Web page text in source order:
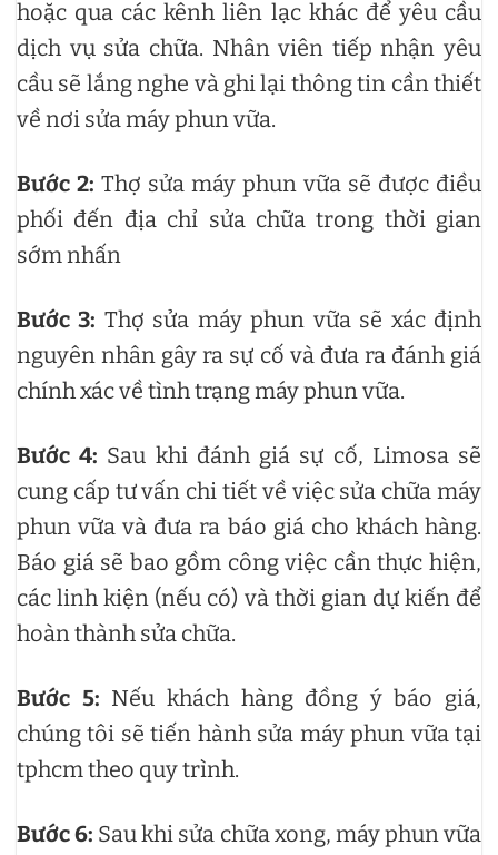
hoặc qua các kênh liên lạc khác để yêu cầu
dịch vụ sửa chữa. Nhân viên tiếp nhận yêu
cầu sẽ lắng nghe và ghi lại thông tin cần thiết
về nơi sửa máy phun vữa.
Bước 2: Thợ sửa máy phun vữa sẽ được điều
phối đến địa chỉ sửa chữa trong thời gian
sớm nhấn
Bước 3: Thợ sửa máy phun vữa sẽ xác định
nguyên nhân gây ra sự cố và đưa ra đánh giá
chính xác về tình trạng máy phun vữa.
Bước 4: Sau khi đánh giá sự cố, Limosa sẽ
cung cấp tư vấn chi tiết về việc sửa chữa máy
phun vữa và đưa ra báo giá cho khách hàng.
Báo giá sẽ bao gồm công việc cần thực hiện,
các linh kiện (nếu có) và thời gian dự kiến để
hoàn thành sửa chữa.
Bước 5: Nếu khách hàng đồng ý báo giá,
chúng tôi sẽ tiến hành sửa máy phun vữa tại
tphcm theo quy trình.
Bước 6: Sau khi sửa chữa xong, máy phun vữa